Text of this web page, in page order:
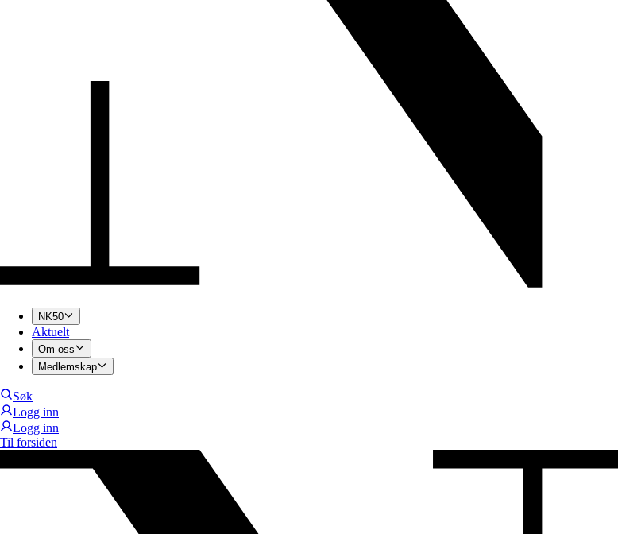
NK50
Aktuelt
Om oss
Medlemskap
Søk
Logg inn
Logg inn
Til forsiden